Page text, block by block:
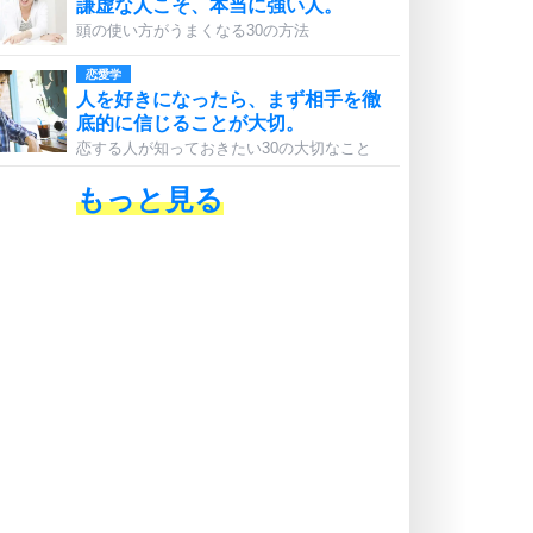
謙虚な人こそ、本当に強い人。
頭の使い方がうまくなる30の方法
恋愛学
人を好きになったら、まず相手を徹
底的に信じることが大切。
恋する人が知っておきたい30の大切なこと
もっと見る